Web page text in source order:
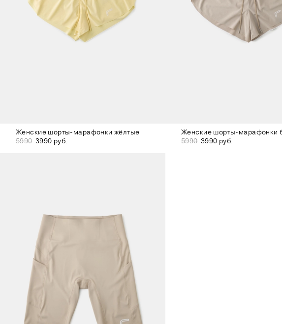
Женские шорты-марафонки жёлтые
5990 3990 руб.
Женские шорты-марафонки
5990 3990 руб.